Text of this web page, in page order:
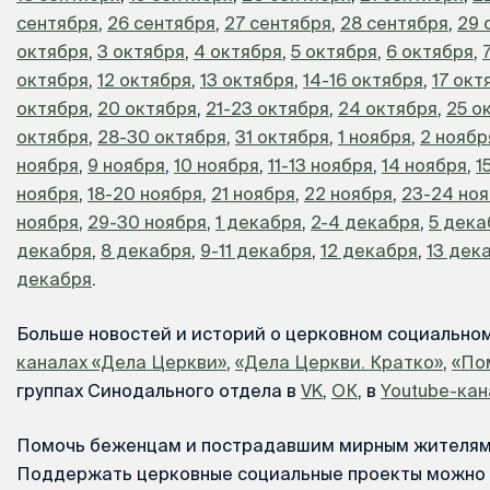
сентября, 26 сентября, 27 сентября, 28 сентября, 29
октября, 3 октября, 4 октября, 5 октября, 6 октября,
октября, 12 октября, 13 октября, 14-16 октября, 17
октября, 20 октября, 21-23 октября, 24 октября, 25
октября, 28-30 октября, 31 октября, 1 ноября, 2
ноября, 9 ноября, 10 ноября, 11-13 ноября, 14 ноября,
ноября, 18-20 ноября, 21 ноября, 22 ноября, 23-24
ноября, 29-30 ноября, 1 декабря, 2-4 декабря, 5
декабря, 8 декабря, 9-11 декабря, 12 декабря, 13
декабря.
Больше новостей и историй о церковном
каналах «Дела Церкви», «Дела Церкви. Кратко»,
группах Синодального отдела в VK, ОК, в Youtube-
Помочь беженцам и пострадавшим мирным
Поддержать церковные социальные проекты